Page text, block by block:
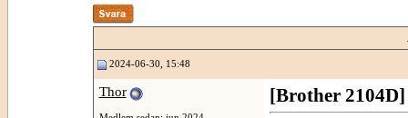
2024-06-30, 15:48
Thor
[Brother